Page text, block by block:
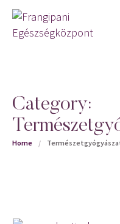
Category:
Home /